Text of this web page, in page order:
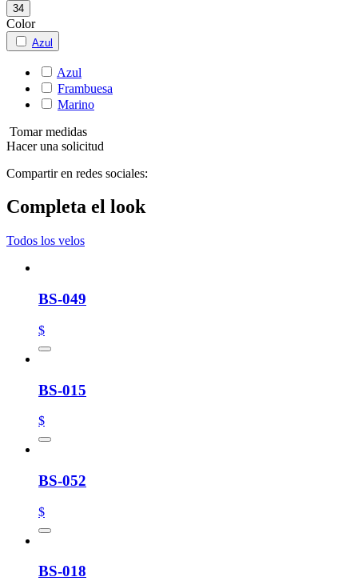
34
Color
Azul
Azul
Frambuesa
Marino
Tomar medidas
Hacer una solicitud
Compartir en redes sociales:
Completa el look
Todos los velos
BS-049
$
BS-015
$
BS-052
$
BS-018